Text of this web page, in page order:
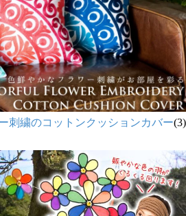
刺繍のコットンクッションカバー(3)